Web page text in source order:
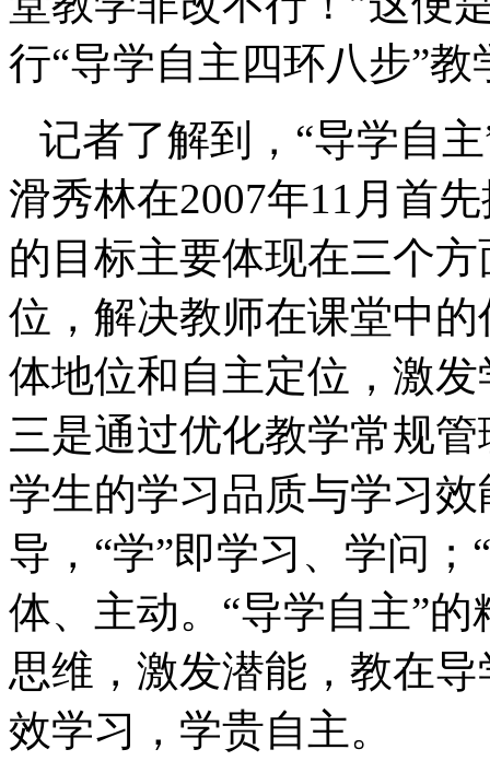
行“导学自主四环八步”
记者了解到，“导学自
滑秀林在2007年11 月首
的目标主要体现在三个
位，解决教师在课堂中
体地位和自主定位，激
三是通过优化教学常规
学生的学习品质与学习
导，“学”即学习、学问；
体、主动。“导学自主”
思维，激发潜能，教在
效学习，学贵自主。